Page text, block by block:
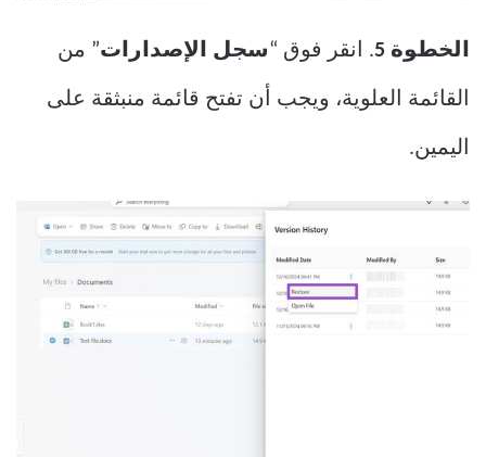
الخطوة 5 . انقر فوق “ سجل الإصدارات” من
القائمة العلوية، ويجب أن تفتح قائمة منبثقة على
اليمين.